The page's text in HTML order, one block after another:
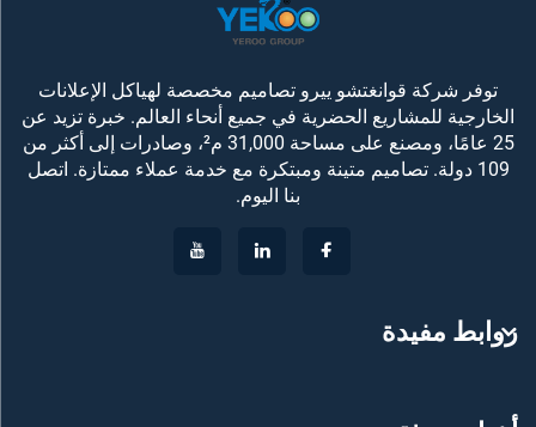
توفر شركة قوانغتشو ييرو تصاميم مخصصة لهياكل الإعلانات
الخارجية للمشاريع الحضرية في جميع أنحاء العالم. خبرة تزيد عن
25 عامًا، ومصنع على مساحة 31,000 م²، وصادرات إلى أكثر من
109 دولة. تصاميم متينة ومبتكرة مع خدمة عملاء ممتازة. اتصل
بنا اليوم.
روابط مفيدة